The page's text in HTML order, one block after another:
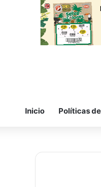
Inicio Políticas